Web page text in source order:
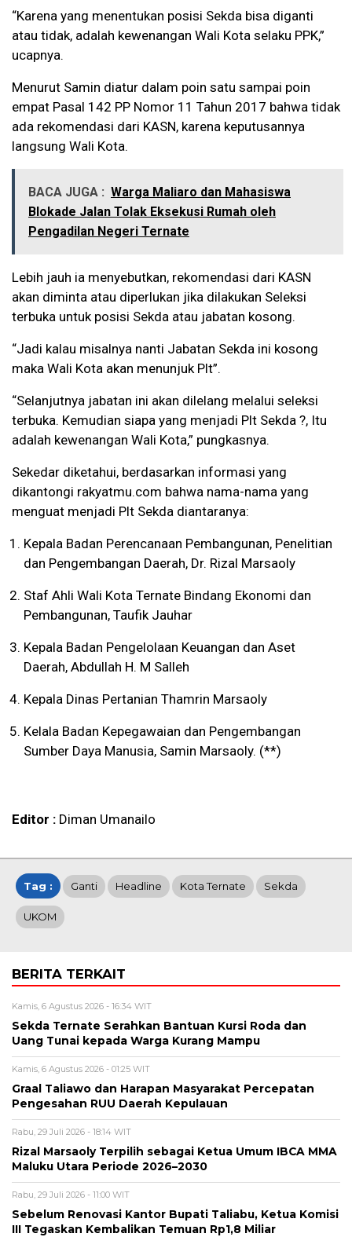
“Karena yang menentukan posisi Sekda bisa diganti
atau tidak, adalah kewenangan Wali Kota selaku PPK,”
ucapnya.
Menurut Samin diatur dalam poin satu sampai poin
empat Pasal 142 PP Nomor 11 Tahun 2017 bahwa tidak
ada rekomendasi dari KASN, karena keputusannya
langsung Wali Kota.
BACA JUGA : Warga Maliaro dan Mahasiswa
Blokade Jalan Tolak Eksekusi Rumah oleh
Pengadilan Negeri Ternate
Lebih jauh ia menyebutkan, rekomendasi dari KASN
akan diminta atau diperlukan jika dilakukan Seleksi
terbuka untuk posisi Sekda atau jabatan kosong.
“Jadi kalau misalnya nanti Jabatan Sekda ini kosong
maka Wali Kota akan menunjuk Plt”.
“Selanjutnya jabatan ini akan dilelang melalui seleksi
terbuka. Kemudian siapa yang menjadi Plt Sekda ?, Itu
adalah kewenangan Wali Kota,” pungkasnya.
Sekedar diketahui, berdasarkan informasi yang
dikantongi rakyatmu.com bahwa nama-nama yang
menguat menjadi Plt Sekda diantaranya:
Kepala Badan Perencanaan Pembangunan, Penelitian
dan Pengembangan Daerah, Dr. Rizal Marsaoly
Staf Ahli Wali Kota Ternate Bindang Ekonomi dan
Pembangunan, Taufik Jauhar
Kepala Badan Pengelolaan Keuangan dan Aset
Daerah, Abdullah H. M Salleh
Kepala Dinas Pertanian Thamrin Marsaoly
Kelala Badan Kepegawaian dan Pengembangan
Sumber Daya Manusia, Samin Marsaoly. (**)
Editor : Diman Umanailo
Tag : Ganti Headline Kota Ternate Sekda
UKOM
BERITA TERKAIT
Kamis, 6 Agustus 2026 - 16:34 WIT
Sekda Ternate Serahkan Bantuan Kursi Roda dan
Uang Tunai kepada Warga Kurang Mampu
Kamis, 6 Agustus 2026 - 01:25 WIT
Graal Taliawo dan Harapan Masyarakat Percepatan
Pengesahan RUU Daerah Kepulauan
Rabu, 29 Juli 2026 - 18:14 WIT
Rizal Marsaoly Terpilih sebagai Ketua Umum IBCA MMA
Maluku Utara Periode 2026–2030
Rabu, 29 Juli 2026 - 11:00 WIT
Sebelum Renovasi Kantor Bupati Taliabu, Ketua Komisi
III Tegaskan Kembalikan Temuan Rp1,8 Miliar